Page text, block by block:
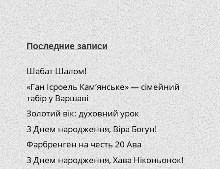
Последние записи
Шабат Шалом!
«Ган Ісроель Кам’янське» — сімейний
табір у Варшаві
Золотий вік: духовний урок
З Днем народження, Віра Богун!
Фарбренген на честь 20 Ава
З Днем народження, Хава Ніконьонок!